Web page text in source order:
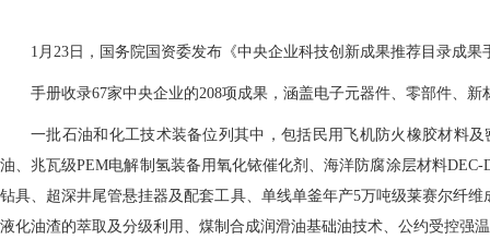
1月23日，国务院国资委发布《中央企业科技创新成果推荐目录成
手册收录67家中央企业的208项成果，涵盖电子元器件、零部件、
一批石油和化工技术装备位列其中，包括民用飞机防火橡胶材料
油、兆瓦级PEM电解制氢装备用氧化铱催化剂、海洋防腐涂层材料
钻具、超深井尾管悬挂器及配套工具、单线单釜年产5万吨级莱赛尔纤
液化油渣的萃取及分级利用、煤制合成润滑油基础油技术、公约受控强